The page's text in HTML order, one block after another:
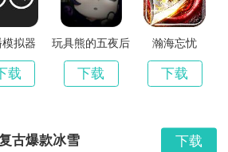
面灰常精致，更有超神武器，不愧
游戏，诚意满满，值得一直
，策略回合，华丽特效，英雄神
MB
游
MB
下载
模拟器
载
玩具熊的五夜后
下载
瀚海忘忧
下载
古爆款冰雪
下载